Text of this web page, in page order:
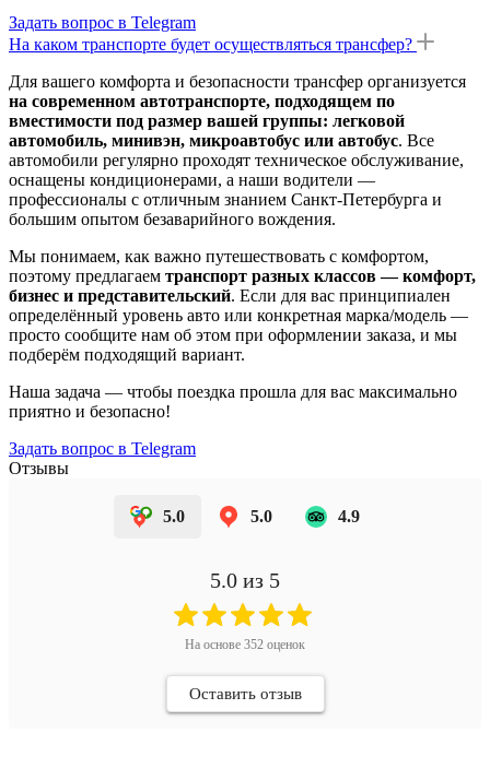
Задать вопрос в Telegram
На каком транспорте будет осуществляться трансфер?
Для вашего комфорта и безопасности трансфер организуется
на современном автотранспорте, подходящем по
вместимости под размер вашей группы: легковой
автомобиль, минивэн, микроавтобус или автобус. Все
автомобили регулярно проходят техническое обслуживание,
оснащены кондиционерами, а наши водители —
профессионалы с отличным знанием Санкт-Петербурга и
большим опытом безаварийного вождения.
Мы понимаем, как важно путешествовать с комфортом,
поэтому предлагаем транспорт разных классов — комфорт,
бизнес и представительский. Если для вас принципиален
определённый уровень авто или конкретная марка/модель —
просто сообщите нам об этом при оформлении заказа, и мы
подберём подходящий вариант.
Наша задача — чтобы поездка прошла для вас максимально
приятно и безопасно!
Задать вопрос в Telegram
Отзывы
5.0 5.0 4.9
5.0 из 5
На основе 352 оценок
Оставить отзыв